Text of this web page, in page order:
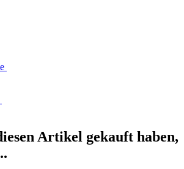
Artikel gekauft haben,